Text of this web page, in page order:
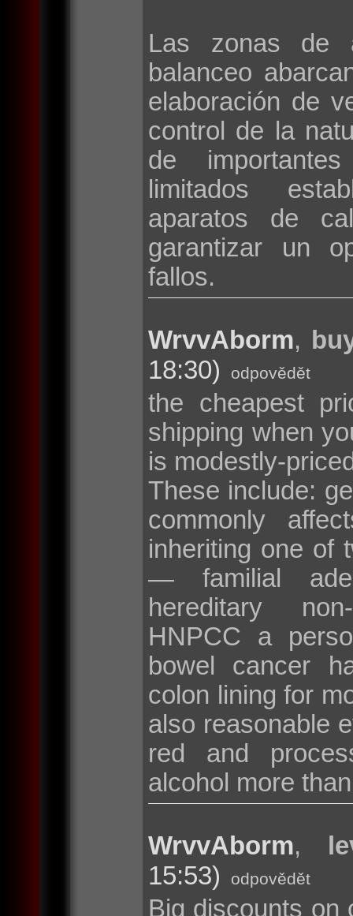
Las zonas de
balanceo
elaboración de
control de la
de
limitados
aparatos de
garantizar un
fallos.
WrvvAborm,
18:30)
odpovědět
the cheapest
shipping when
is modestly-
These include:
commonly
inheriting one of
— familial
hereditary
HNPCC a
bowel cancer
colon lining for
also reasonable
red and
alcohol more
WrvvAborm,
15:53)
odpovědět
Big discounts on